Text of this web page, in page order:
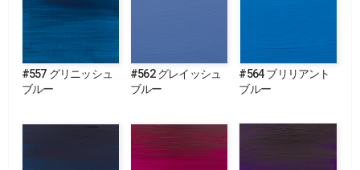
#557 グリニッシュ
ブルー
#562 グレイッシュ
ブルー
#564 ブリリアント
ブルー